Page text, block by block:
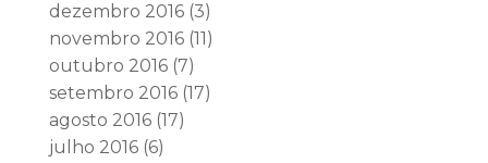
dezembro 2016(3)
novembro 2016(11)
outubro 2016(7)
setembro 2016(17)
agosto 2016(17)
julho 2016(6)